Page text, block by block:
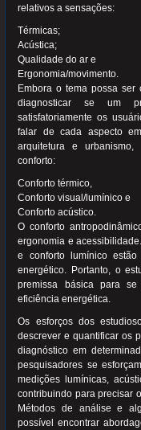
relativos a sensações:
Térmicas;
Acústica;
Qualidade do ar e
Ergonomia/movimento.
Embora o tema possa ser
diagnosticar se um
satisfatoriamente os
falar de cada aspecto
arquitetura e urbanismo,
conforto:
Conforto térmico,
Conforto visual/lumínico e
Conforto acústico.
O conforto
ergonomia e
e conforto lumínico
energético. Portanto, o
premissa básica para
eficiência energética.
Os esforços dos
descrever e quantificar os
diagnóstico em
pesquisadores se
medições lumínicas,
contribuindo para precisar
Métodos de análise e
possível encontrar